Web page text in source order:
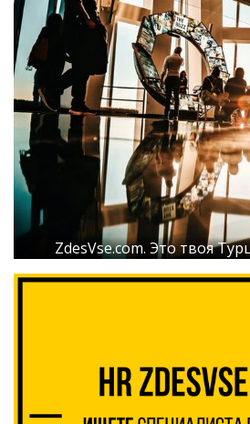
ZdesVse.com. Это твоя